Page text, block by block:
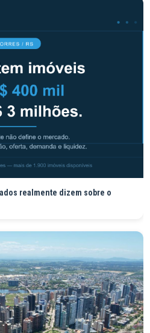
realmente dizem sobre o